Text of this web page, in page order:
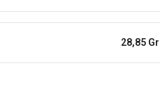
28,85 Gr